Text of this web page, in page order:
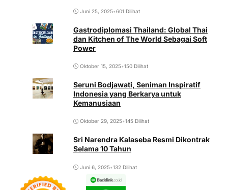
Juni 25, 2025•601 Dilihat
Gastrodiplomasi Thailand: Global Thai
dan Kitchen of The World Sebagai Soft
Power
Oktober 15, 2025•150 Dilihat
Seruni Bodjawati, Seniman Inspiratif
Indonesia yang Berkarya untuk
Kemanusiaan
Oktober 29, 2025•145 Dilihat
Sri Narendra Kalaseba Resmi Dikontrak
Selama 10 Tahun
Juni 6, 2025•132 Dilihat